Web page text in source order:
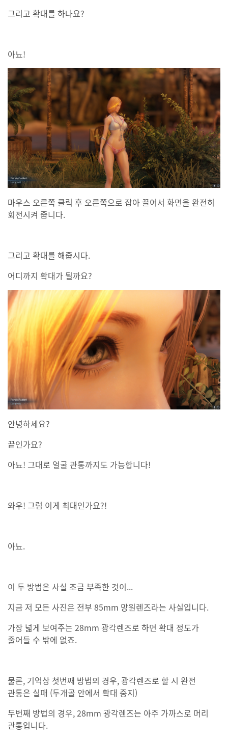
그리고 확대를 하나요?
아뇨!
마우스 오른쪽 클릭 후 오른쪽으로 잡아 끌어서 화면을 완전히
회전시켜 줍니다.
그리고 확대를 해줍시다.
어디까지 확대가 될까요?
안녕하세요?
끝인가요?
아뇨! 그대로 얼굴 관통까지도 가능합니다!
와우! 그럼 이게 최대인가요?!
아뇨.
이 두 방법은 사실 조금 부족한 것이...
지금 저 모든 사진은 전부 85mm 망원렌즈라는 사실입니다.
가장 넓게 보여주는 28mm 광각렌즈로 하면 확대 정도가
줄어들 수 밖에 없죠.
물론, 기억상 첫번째 방법의 경우, 광각렌즈로 할 시 완전
관통은 실패 (두개골 안에서 확대 중지)
두번째 방법의 경우, 28mm 광각렌즈는 아주 가까스로 머리
관통입니다.